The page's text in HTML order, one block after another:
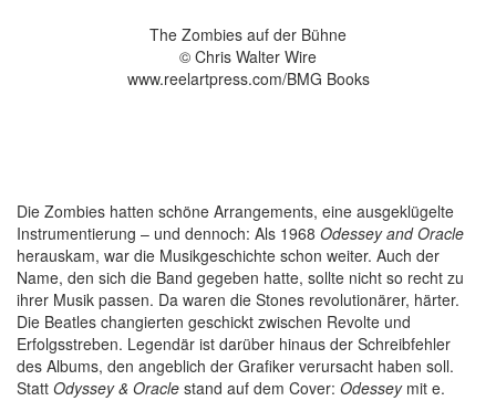
The Zombies auf der Bühne
© Chris Walter Wire
www.reelartpress.com/BMG Books
Die Zombies hatten schöne Arrangements, eine ausgeklügelte
Instrumentierung – und dennoch: Als 1968 Odessey and Oracle
herauskam, war die Musikgeschichte schon weiter. Auch der
Name, den sich die Band gegeben hatte, sollte nicht so recht zu
ihrer Musik passen. Da waren die Stones revolutionärer, härter.
Die Beatles changierten geschickt zwischen Revolte und
Erfolgsstreben. Legendär ist darüber hinaus der Schreibfehler
des Albums, den angeblich der Grafiker verursacht haben soll.
Statt Odyssey & Oracle stand auf dem Cover: Odesseymit e.